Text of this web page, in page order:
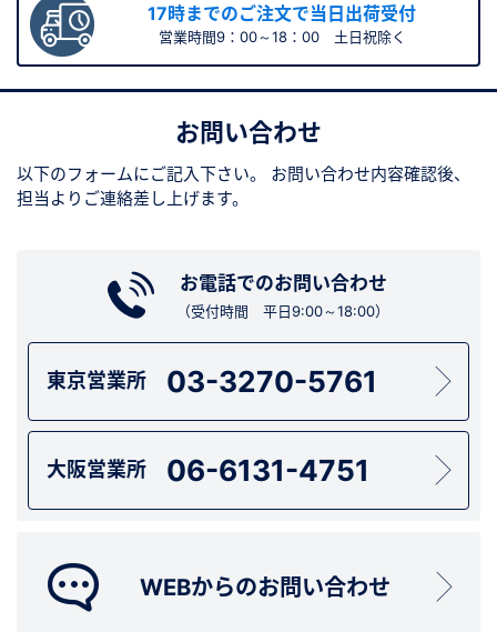
17時までのご注文で当日出荷受付
営業時間9：00～18：00 土日祝除く
お問い合わせ
以下のフォームにご記入下さい。
お問い合わせ内容確認後、
担当よりご連絡差し上げます。
お電話でのお問い合わせ
（受付時間 平日9:00～18:00）
東京営業所 03-3270-5761
大阪営業所 06-6131-4751
WEBからのお問い合わせ